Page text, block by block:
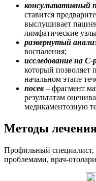
консультативный
ставится
выслушивает
лимфатические
развернутый
воспаления;
исследование на
который позволяет
начальном этапе
посев – фрагмент
результатам
медикаментозную
Методы
Профильный
проблемами, врач-